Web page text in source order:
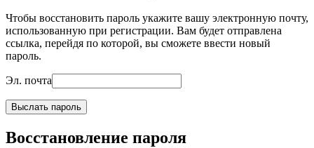
Чтобы восстановить пароль укажите вашу электронную почту,
использованную при регистрации. Вам будет отправлена
ссылка, перейдя по которой, вы сможете ввести новый
пароль.
Эл. почта
Выслать пароль
Восстановление пароля